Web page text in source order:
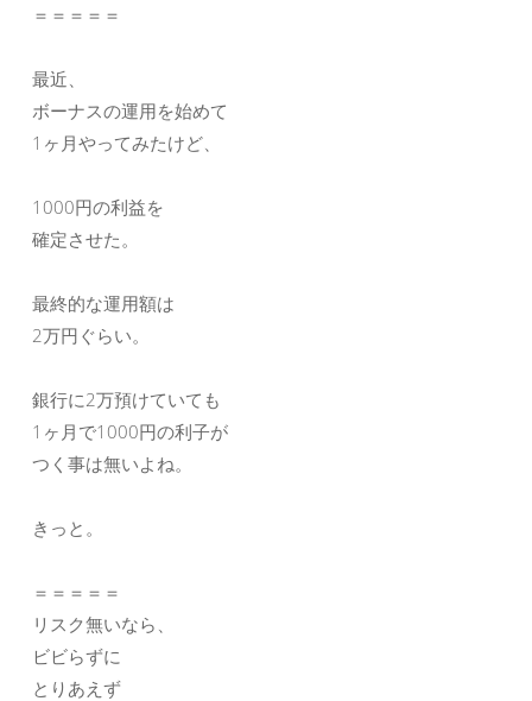
＝＝＝＝＝
最近、
ボーナスの運用を始めて
1ヶ月やってみたけど、
1000円の利益を
確定させた。
最終的な運用額は
2万円ぐらい。
銀行に2万預けていても
1ヶ月で1000円の利子が
つく事は無いよね。
きっと。
＝＝＝＝＝
リスク無いなら、
ビビらずに
とりあえず